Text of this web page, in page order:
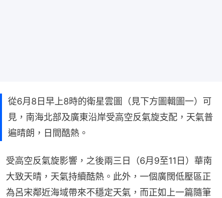
從6月8日早上8時的衛星雲圖（見下方圖輯圖一）可
見，南海北部及廣東沿岸受高空反氣旋支配，天氣普
遍晴朗，日間酷熱。
受高空反氣旋影響，之後兩三日（6月9至11日）華南
大致天晴，天氣持續酷熱。此外，一個廣闊低壓區正
為呂宋鄰近海域帶來不穩定天氣，而正如上一篇隨筆